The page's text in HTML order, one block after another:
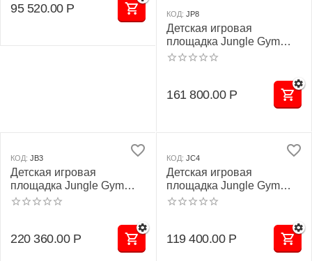
95 520.00 Р КОД: JP8
Детская игровая
площадка Jungle Gym
JP8 "Эльбрус"
161 800.00 Р
КОД: JB3
Детская игровая
площадка Jungle Gym
JВ3 "Монблан"
220 360.00 Р
КОД: JC4
Детская игровая
площадка Jungle Gym
JC4 "Пилатус"
119 400.00 Р